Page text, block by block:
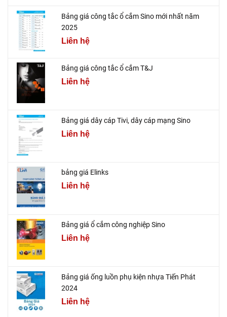
Bảng giá công tắc ổ cắm Sino mới nhất năm
2025
Liên hệ
Bảng giá công tắc ổ cắm T&J
Liên hệ
Bảng giá dây cáp Tivi, dây cáp mạng Sino
Liên hệ
bảng giá Elinks
Liên hệ
Bảng giá ổ cắm công nghiệp Sino
Liên hệ
Bảng giá ống luồn phụ kiện nhựa Tiến Phát
2024
Liên hệ